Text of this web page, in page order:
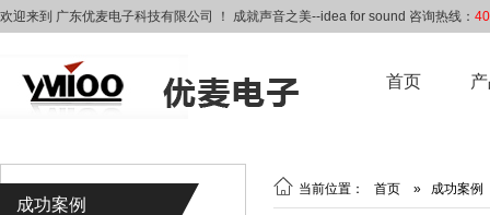
欢迎来到 广东优麦电子科技有限公司 ！ 成就声音之美--idea for sound 咨询热线：
首页
成功案例
 当前位置： 首页 » 成功案例